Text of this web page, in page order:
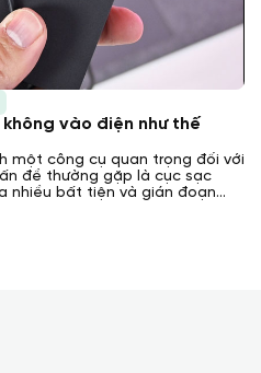
vào điện như thế
một công cụ quan trọng đối với
đề thường gặp là cục sạc
nhiều bất tiện và gián đoạn
laptop không vào điện như
giải đáp cho bạn qua bài viết